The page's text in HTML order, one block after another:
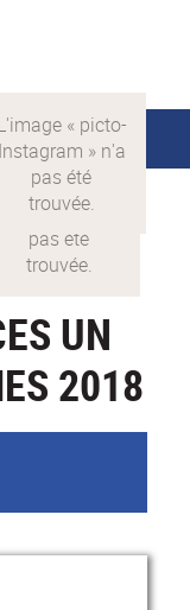
science avec et
grand public
UN
2018